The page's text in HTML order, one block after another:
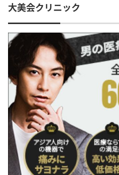
大美会クリニック